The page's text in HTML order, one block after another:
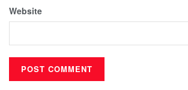
Website